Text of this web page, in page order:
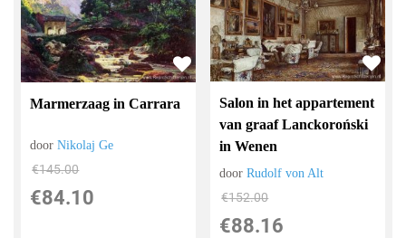
Marmerzaag in Carrara
doorNikolaj Ge
€145.00
€84.10
Salon in het appartement
van graaf Lanckoroński
in Wenen
doorRudolf von Alt
€152.00
€88.16